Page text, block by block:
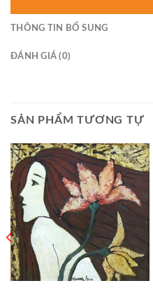
THÔNG TIN BỔ SUNG
ĐÁNH GIÁ (0)
SẢN PHẨM TƯƠNG TỰ